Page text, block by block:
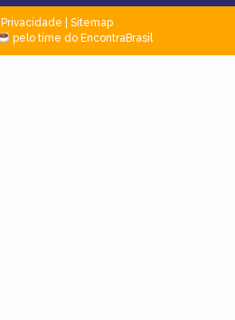
Privacidade
Sitemap
pelo time do EncontraBrasil